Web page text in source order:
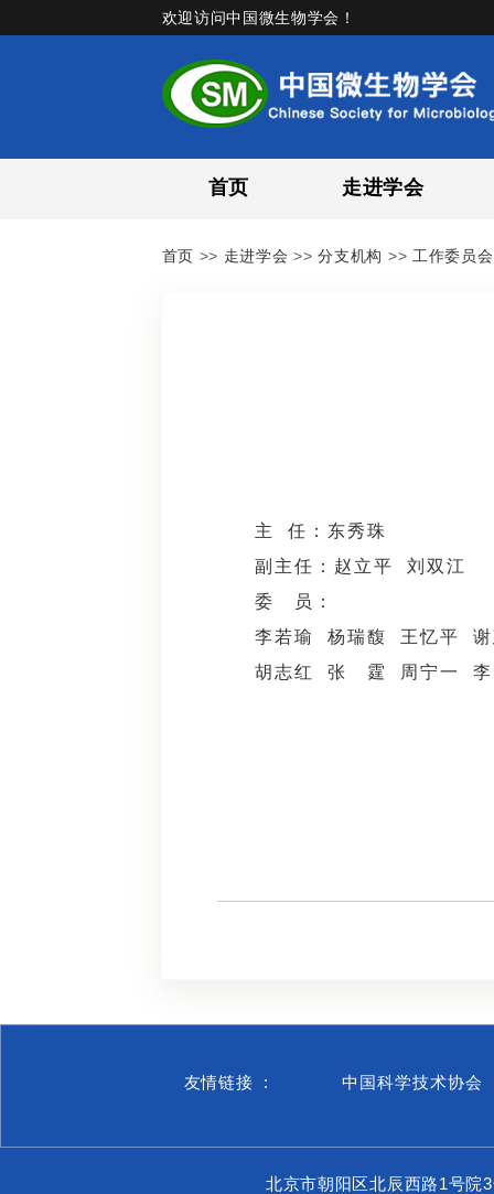
欢迎访问中国微生物学会！
首页 走进学会
首页 >> 走进学会 >>分支机构 >> 工作委员会
主 任：东秀珠
副主任：赵立平 刘双江
委 员：
李若瑜 杨瑞馥 王忆平
胡志红 张 霆 周宁一
友情链接 : 中国科学技术协会
北京市朝阳区北辰西路1号院